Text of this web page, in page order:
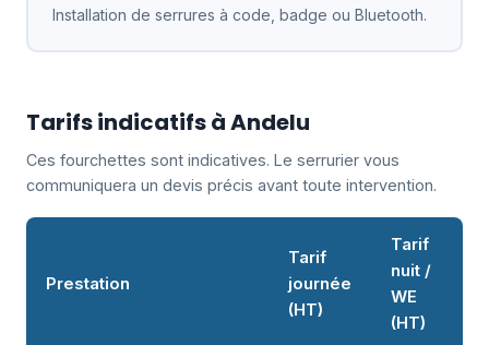
Installation de serrures à code, badge ou Bluetooth.
Tarifs indicatifs à Andelu
Ces fourchettes sont indicatives. Le serrurier vous
communiquera un devis précis avant toute intervention.
Prestation
Tarif
journée
(HT)
Tarif
nuit /
WE
(HT)